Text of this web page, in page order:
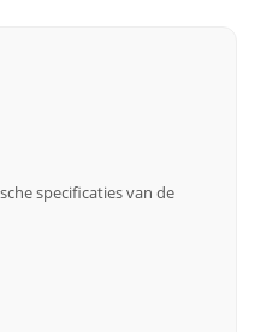
specificaties van de